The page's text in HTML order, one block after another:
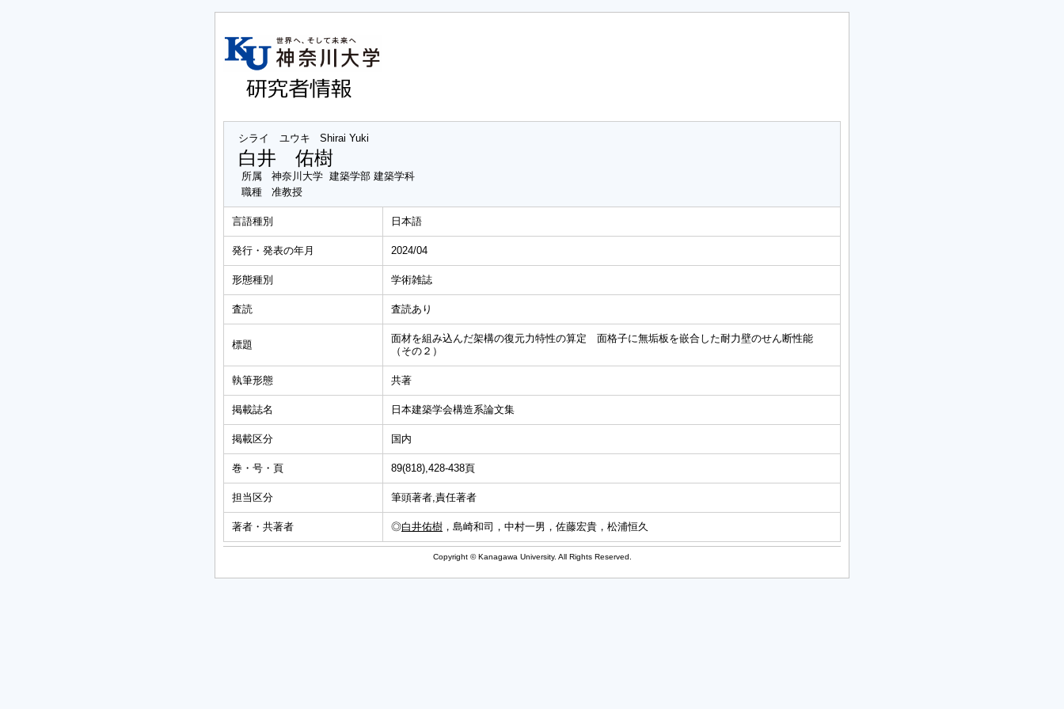
シライ ユウキ Shirai Yuki
白井 佑樹
所属
神奈川大学 建築学部 建築学科
職種
准教授
言語種別 日本語
発行・発表の年月 2024/04
形態種別 学術雑誌
査読 査読あり
標題
面材を組み込んだ架構の復元力特性の算定 面格子に無垢板を嵌合した耐力壁のせん断性能
（その２）
執筆形態 共著
掲載誌名 日本建築学会構造系論文集
掲載区分 国内
巻・号・頁 89(818),428-438頁
担当区分 筆頭著者,責任著者
著者・共著者 ◎白井佑樹 ，島崎和司，中村一男，佐藤宏貴，松浦恒久
Copyright © Kanagawa University. All Rights Reserved.